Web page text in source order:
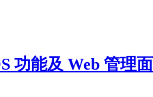
功能及 Web 管